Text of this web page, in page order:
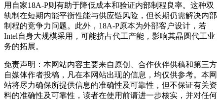
用自家18A-P则有助于降低成本和验证内部制程良率。这种双
轨制在短期内能平衡性能与供应链风险，但长期仍需解决内部
制程的竞争力问题。此外，18A-P原本为外部客户设计，若
Intel自身大规模采用，可能挤占代工产能，影响其晶圆代工业
务的拓展。
免责声明：本网站内容主要来自原创、合作伙伴供稿和第三方
自媒体作者投稿，凡在本网站出现的信息，均仅供参考。本网
站将尽力确保所提供信息的准确性及可靠性，但不保证有关资
料的准确性及可靠性，读者在使用前请进一步核实，并对任何